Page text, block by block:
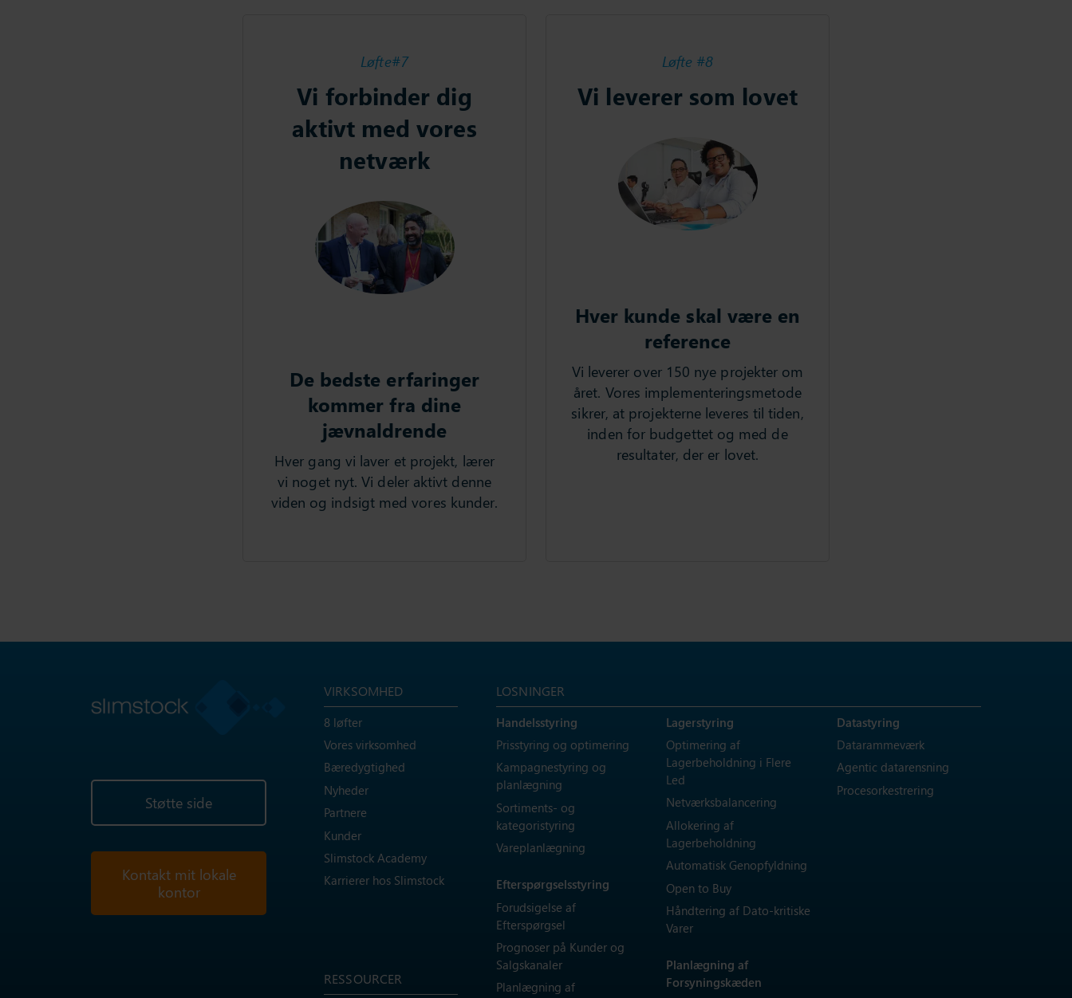
Løfte#7
Vi forbinder dig
aktivt med vores
netværk
De bedste erfaringer
kommer fra dine
jævnaldrende
Hver gang vi laver et projekt, lærer
vi noget nyt. Vi deler aktivt denne
viden og indsigt med vores kunder.
Løfte #8
Vi leverer som lovet
Hver kunde skal være en
reference
Vi leverer over 150 nye projekter om
året. Vores implementeringsmetode
sikrer, at projekterne leveres til tiden,
inden for budgettet og med de
resultater, der er lovet.
Støtte side
Kontakt mit lokale
kontor
VIRKSOMHED
8 løfter
Vores virksomhed
Bæredygtighed
Nyheder
Partnere
Kunder
Slimstock Academy
Karrierer hos Slimstock
LOSNINGER
Handelsstyring
Prisstyring og optimering
Kampagnestyring og
planlægning
Sortiments- og
kategoristyring
Vareplanlægning
Efterspørgselsstyring
Forudsigelse af
Efterspørgsel
Prognoser på Kunder og
Salgskanaler
Planlægning af
Lagerstyring
Optimering af
Lagerbeholdning i Flere
Led
Netværksbalancering
Allokering af
Lagerbeholdning
Automatisk Genopfyldning
Open to Buy
Håndtering af Dato-kritiske
Varer
Planlægning af
Forsyningskæden
Datastyring
Datarammeværk
Agentic datarensning
Procesorkestrering
RESSOURCER